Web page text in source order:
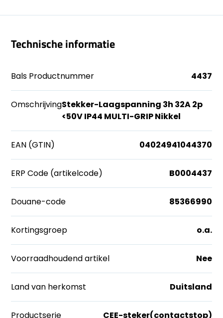
Technische informatie
Bals Productnummer 4437
OmschrijvingStekker-Laagspanning 3h 32A 2p
<50V IP44 MULTI-GRIP Nikkel
EAN (GTIN) 04024941044370
ERP Code (artikelcode) B0004437
Douane-code 85366990
Kortingsgroep o.a.
Voorraadhoudend artikel Nee
Land van herkomst Duitsland
Productserie CEE-steker(contactstop)